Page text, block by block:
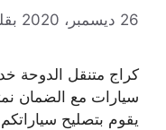
26 ديسمبر، 2020
كراج متنقل الدوحة
سيارات مع الضمان
يقوم بتصليح